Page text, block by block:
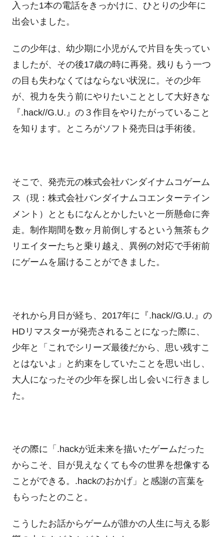
入った1本の電話をきっかけに、ひとりの少年に
出会いました。
この少年は、幼少期に小児がんで片目を失ってい
ましたが、その後17歳の時に再発。残りもう一つ
の目も失わなくてはならない状況に。その少年
が、視力を失う前にやりたいこととして大好きな
『.hack//G.U.』の３作目をやりたがっていること
を知ります。ところがソフト発売日は手術後。
そこで、発売元の株式会社バンダイナムコゲーム
ス（現：株式会社バンダイナムコエンターテイン
メント）とともになんとかしたいと一所懸命に奔
走。制作期間を数ヶ月前倒しするという無茶もク
リエイターたちと乗り越え、異例の対応で手術前
にゲームを届けることができました。
それから月日が経ち、2017年に『.hack//G.U.』の
HDリマスターが発売されることになった際に、
少年と「これでシリーズ最後だから、思い残すこ
とはないよ」と約束をしていたことを思い出し、
大人になったその少年を探し出し会いに行きまし
た。
その際に「.hackが近未来を描いたゲームだった
からこそ、目が見えなくても今の世界を想像する
ことができる。.hackのおかげ」と感謝の言葉を
もらったとのこと。
こうしたお話からゲームが誰かの人生に与える影